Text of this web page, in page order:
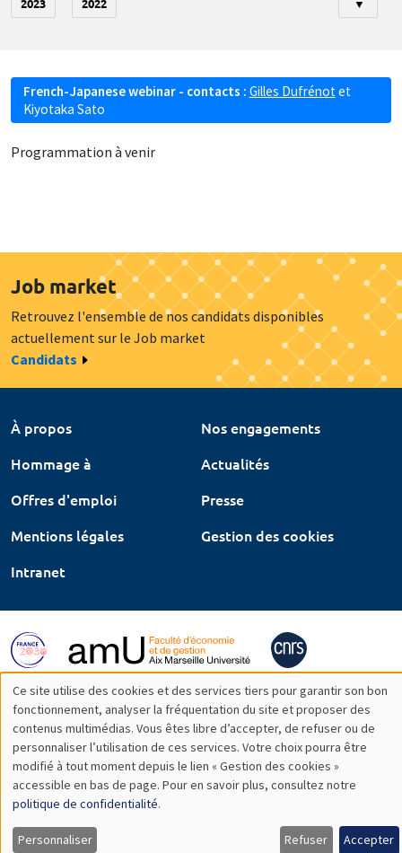
2023 2022 ▼
French-Japanese webinar - contacts : Gilles Dufrénot et
Kiyotaka Sato
Programmation à venir
Job market
Retrouvez l'ensemble de nos candidats disponibles
actuellement sur le Job market
Candidats
À propos
Nos engagements
Hommage à
Actualités
Offres d'emploi
Presse
Mentions légales
Gestion des cookies
Intranet
Utilisation
des
données
personnelles
et
Ce site utilise des cookies et des services tiers pour garantir son bon
fonctionnement, analyser la fréquentation du site et proposer des
contenus multimédias. Vous êtes libre d’accepter, de refuser ou de
personnaliser l’utilisation de ces services. Votre choix pourra être
modifié à tout moment depuis le lien « Gestion des cookies »
accessible en bas de page. Pour en savoir plus, consultez notre
politique de confidentialité.
Personnaliser Refuser Accepter